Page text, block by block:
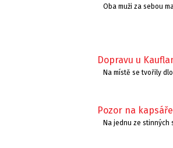
Oba muži za sebou
Dopravu u
Na místě se tvořily
Pozor na
Na jednu ze stinných